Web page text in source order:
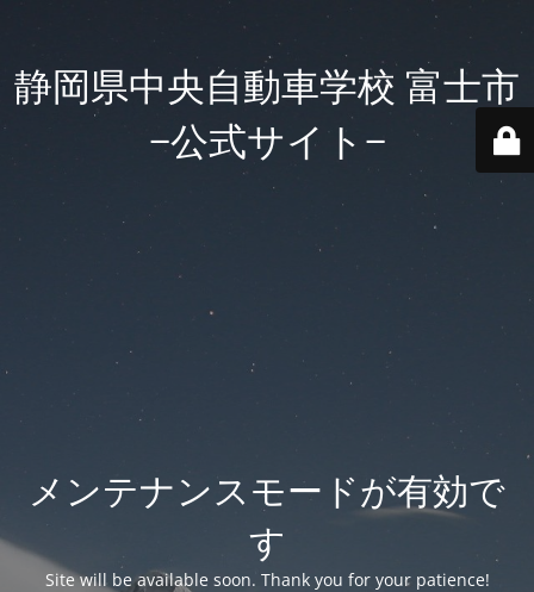
静岡県中央自動車学校 富士市
−公式サイト−
メンテナンスモードが有効で
す
Site will be available soon. Thank you for your patience!